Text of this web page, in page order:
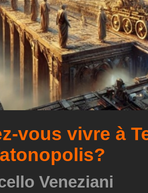
vous vivre à
Veneziani